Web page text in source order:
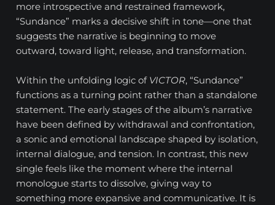
more introspective and restrained framework,
“Sundance” marks a decisive shift in tone—one that
suggests the narrative is beginning to move
outward, toward light, release, and transformation.
Within the unfolding logic of VICTOR, “Sundance”
functions as a turning point rather than a standalone
statement. The early stages of the album’s narrative
have been defined by withdrawal and confrontation,
a sonic and emotional landscape shaped by isolation,
internal dialogue, and tension. In contrast, this new
single feels like the moment where the internal
monologue starts to dissolve, giving way to
something more expansive and communicative. It is